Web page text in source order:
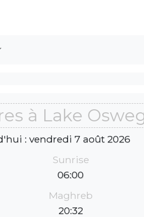
à Lake
: vendredi 7 août 2026
Sunrise
06:00
Maghreb
20:32